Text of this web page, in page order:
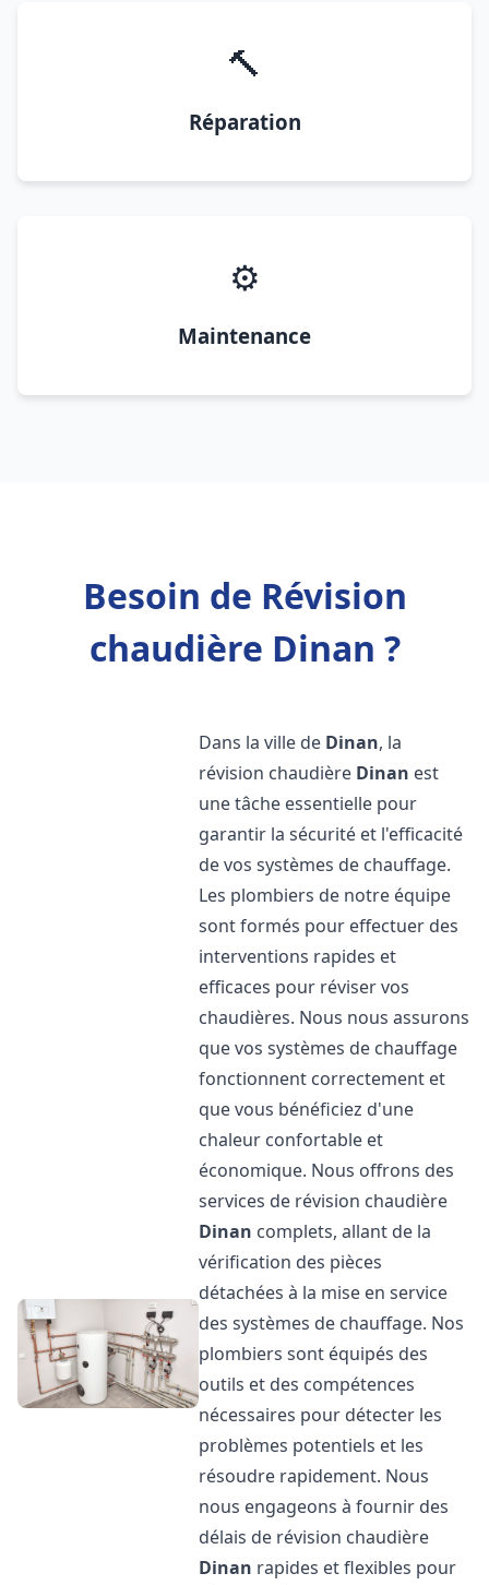
🔨
Réparation
⚙️
Maintenance
Besoin de Révision
chaudière Dinan ?
Dans la ville de Dinan, la
révision chaudière Dinan est
une tâche essentielle pour
garantir la sécurité et l'efficacité
de vos systèmes de chauffage.
Les plombiers de notre équipe
sont formés pour effectuer des
interventions rapides et
efficaces pour réviser vos
chaudières. Nous nous assurons
que vos systèmes de chauffage
fonctionnent correctement et
que vous bénéficiez d'une
chaleur confortable et
économique. Nous offrons des
services de révision chaudière
Dinan complets, allant de la
vérification des pièces
détachées à la mise en service
des systèmes de chauffage. Nos
plombiers sont équipés des
outils et des compétences
nécessaires pour détecter les
problèmes potentiels et les
résoudre rapidement. Nous
nous engageons à fournir des
délais de révision chaudière
Dinan rapides et flexibles pour